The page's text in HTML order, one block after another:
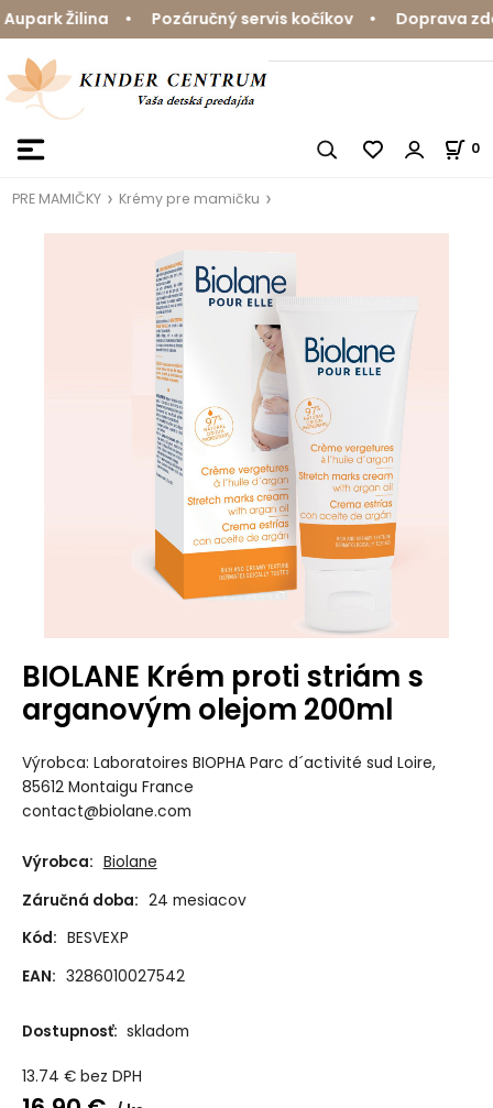
Žilina • Pozáručný servis kočíkov • Doprava
0
PRE MAMIČKY Krémy pre mamičku
BIOLANE Krém proti striám s
arganovým olejom 200ml
Výrobca: Laboratoires BIOPHA Parc d´activité sud Loire,
85612 Montaigu France
contact@biolane.com
Výrobca: Biolane
Záručná doba: 24 mesiacov
Kód: BESVEXP
EAN: 3286010027542
Dostupnosť: skladom
13.74 € bez DPH